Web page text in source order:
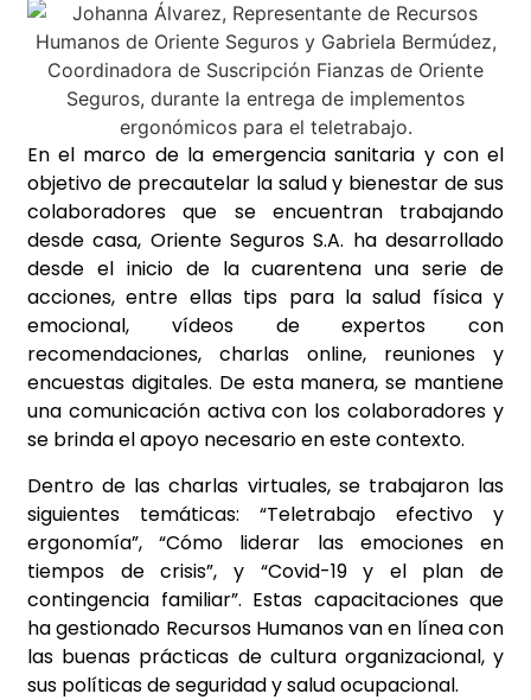
En el marco de la emergencia sanitaria y con el
objetivo de precautelar la salud y bienestar de sus
colaboradores que se encuentran trabajando
desde casa, Oriente Seguros S.A. ha desarrollado
desde el inicio de la cuarentena una serie de
acciones, entre ellas tips para la salud física y
emocional, vídeos de expertos con
recomendaciones, charlas online, reuniones y
encuestas digitales. De esta manera, se mantiene
una comunicación activa con los colaboradores y
se brinda el apoyo necesario en este contexto.
Dentro de las charlas virtuales, se trabajaron las
siguientes temáticas: “Teletrabajo efectivo y
ergonomía”, “Cómo liderar las emociones en
tiempos de crisis”, y “Covid-19 y el plan de
contingencia familiar”. Estas capacitaciones que
ha gestionado Recursos Humanos van en línea con
las buenas prácticas de cultura organizacional, y
sus políticas de seguridad y salud ocupacional.